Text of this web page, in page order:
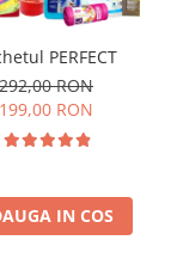
PERFECT
292,00 RON
199,00 RON
IN COS